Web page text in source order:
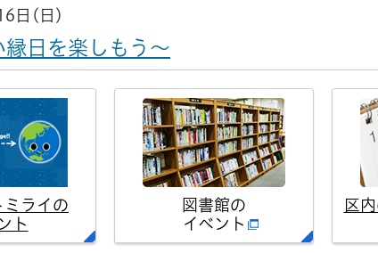
日(日)
日を楽しもう～
ミライの
ト
図書館の
イベント
区